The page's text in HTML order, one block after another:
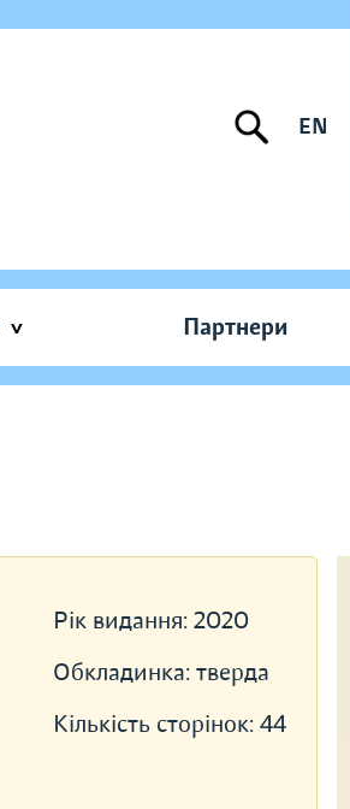
EN
Партнери
Рік видання: 2020
Обкладинка: тверда
Кількість сторінок: 44